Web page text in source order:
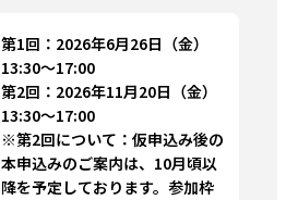
第1回：2026年6月26日（金）
13:30～17:00
第2回：2026年11月20日（金）
13:30～17:00
※第2回について：仮申込み後の
本申込みのご案内は、10月頃以
降を予定しております。参加枠